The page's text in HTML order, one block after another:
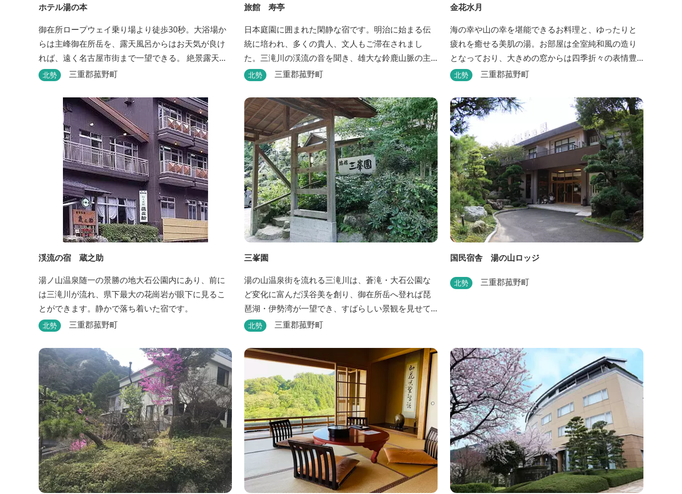
ホテル湯の本
御在所ロープウェイ乗り場より徒歩30秒。大浴場か
らは主峰御在所岳を、露天風呂からはお天気が良け
れば、遠く名古屋市街まで一望できる。 絶景露天風
呂で日頃の疲れを癒してください。
北勢 三重郡菰野町
旅館 寿亭
日本庭園に囲まれた閑静な宿です。明治に始まる伝
統に培われ、多くの貴人、文人もご滞在されまし
た。三滝川の渓流の音を聞き、雄大な鈴鹿山脈の主
峰御在所岳と、ロープウェイをご覧になりながらお
庭園にある昭和初期の離れの客間を改装した貸切風
呂（６タイプ）はレトロクラシカルな雰囲気でみな
さまに好評をいただいております。夕食は部屋食の
為、お子様連れやカッ...
北勢 三重郡菰野町
金花水月
海の幸や山の幸を堪能できるお料理と、ゆったりと
疲れを癒せる美肌の湯。お部屋は全室純和風の造り
となっており、大きめの窓からは四季折々の表情豊
かな御在所の景色をお楽しみ頂けます。
北勢 三重郡菰野町
渓流の宿 蔵之助
湯ノ山温泉随一の景勝の地大石公園内にあり、前に
は三滝川が流れ、県下最大の花崗岩が眼下に見るこ
とができます。静かで落ち着いた宿です。
北勢 三重郡菰野町
三峯園
湯の山温泉街を流れる三滝川は、蒼滝・大石公園な
ど変化に富んだ渓谷美を創り、御在所岳へ登れば琵
琶湖・伊勢湾が一望でき、すばらしい景観を見せて
くれます。 「三峯園」では料理の素材と味にもこだ
い味、めぐりあいをお届けいたします。
北勢 三重郡菰野町
国民宿舎 湯の山ロッジ
北勢 三重郡菰野町